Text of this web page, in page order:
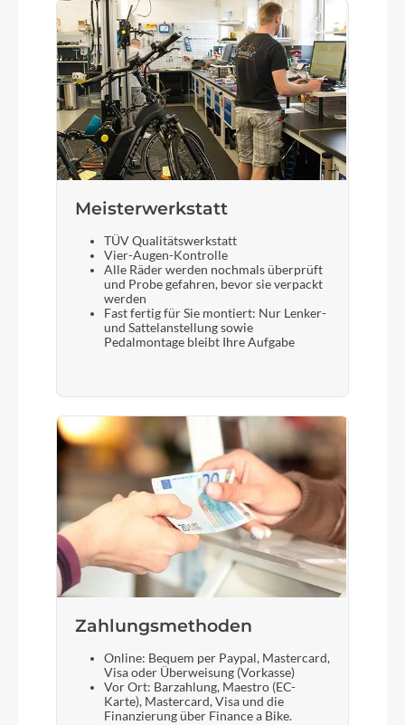
Meisterwerkstatt
TÜV Qualitätswerkstatt
Vier-Augen-Kontrolle
Alle Räder werden nochmals überprüft
und Probe gefahren, bevor sie verpackt
werden
Fast fertig für Sie montiert: Nur Lenker-
und Sattelanstellung sowie
Pedalmontage bleibt Ihre Aufgabe
Zahlungsmethoden
Online: Bequem per Paypal, Mastercard,
Visa oder Überweisung (Vorkasse)
Vor Ort: Barzahlung, Maestro (EC-
Karte), Mastercard, Visa und die
Finanzierung über Finance a Bike.